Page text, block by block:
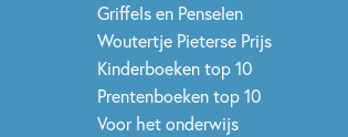
Griffels en Penselen
Woutertje Pieterse Prijs
Kinderboeken top 10
Prentenboeken top 10
Voor het onderwijs